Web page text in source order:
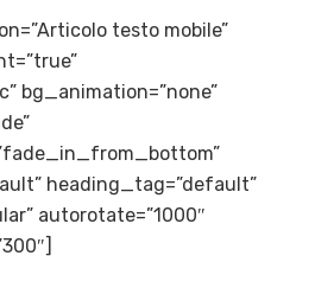
testo mobile”
bg_animation=”none”
heading_tag=”default”
autorotate=”1000″